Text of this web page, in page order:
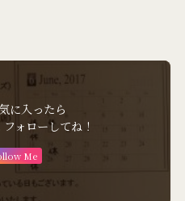
に入ったら
ォローしてね！
Me